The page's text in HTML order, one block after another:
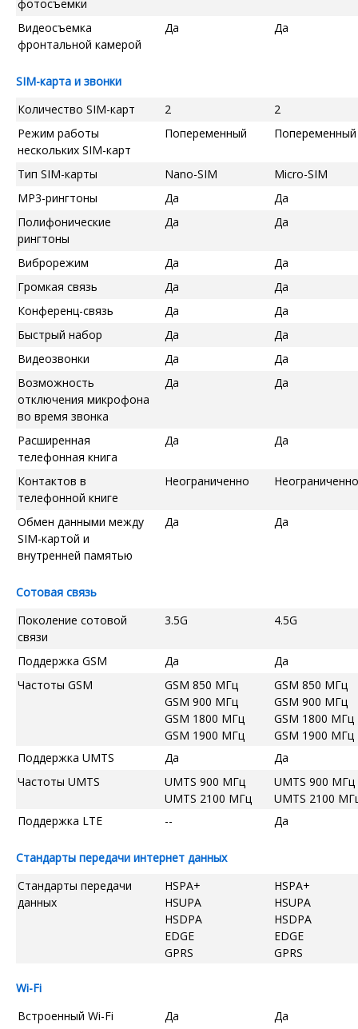
фотосъемки
Видеосъемка
фронтальной камерой
Да Да
SIM-карта и звонки
Количество SIM-карт
2
2
Режим работы
нескольких SIM-карт
Попеременный Попеременный
Тип SIM-карты Nano-SIM
Micro-SIM
MP3-рингтоны
Да
Да
Полифонические
рингтоны
Да Да
Виброрежим Да
Да
Громкая связь
Да
Да
Конференц-связь
Да
Да
Быстрый набор
Да
Да
Видеозвонки
Да
Да
Возможность
отключения микрофона
во время звонка
Да Да
Расширенная
телефонная книга
Да Да
Контактов в
телефонной книге
Неограниченно Неограниченно
Обмен данными между
SIM-картой и
внутренней памятью
Да Да
Сотовая связь
Поколение сотовой
связи
3.5G 4.5G
Поддержка GSM Да
Да
Частоты GSM
GSM 850 МГц
GSM 900 МГц
GSM 1800 МГц
GSM 1900 МГц
GSM 850 МГц
GSM 900 МГц
GSM 1800 МГц
GSM 1900 МГц
Поддержка UMTS
Да
Да
Частоты UMTS
UMTS 900 МГц
UMTS 2100 МГц
UMTS 900 МГц
UMTS 2100
Поддержка LTE
-- Да
Стандарты передачи интернет данных
Стандарты передачи
данных
HSPA+
HSUPA
HSDPA
EDGE
GPRS
HSPA+
HSUPA
HSDPA
EDGE
GPRS
Wi-Fi
Встроенный Wi-Fi
Да Да